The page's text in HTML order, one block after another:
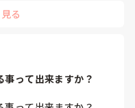
っぱり養護教諭になる
たの…？ともなります
る
って出来ますか？